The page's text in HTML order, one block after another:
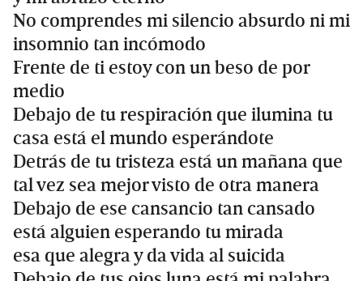
No comprendes mi silencio absurdo ni mi
insomnio tan incómodo
Frente de ti estoy con un beso de por
medio
Debajo de tu respiración que ilumina tu
casa está el mundo esperándote
Detrás de tu tristeza está un mañana que
tal vez sea mejor visto de otra manera
Debajo de ese cansancio tan cansado
está alguien esperando tu mirada
esa que alegra y da vida al suicida